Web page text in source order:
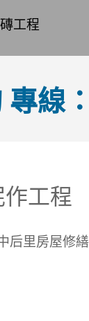
工程
線
作工程
后里房屋修